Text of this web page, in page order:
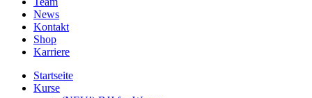
News
Kontakt
Shop
Karriere
Startseite
Kurse